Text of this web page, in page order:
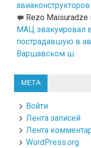
авиаконструкторов
Rezo Maisuradze
МАЦ эвакуировал
пострадавшую в
Варшавском ш.
МЕТА
Войти
Лента записей
Лента
WordPress.org